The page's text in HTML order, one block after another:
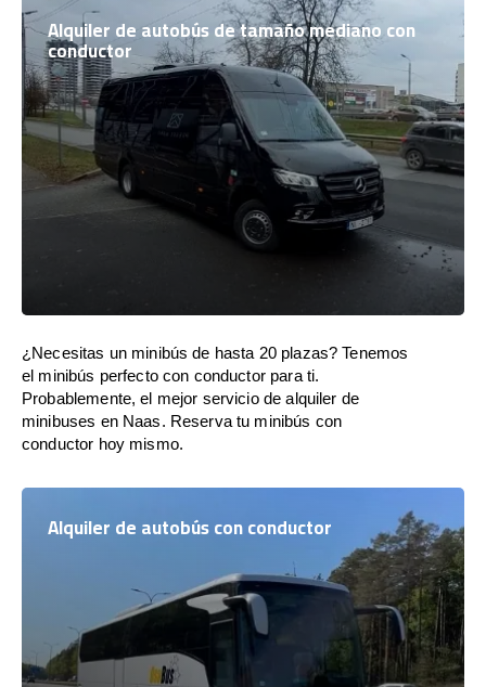
Alquiler de autobús de tamaño mediano con
conductor
¿Necesitas un minibús de hasta 20 plazas? Tenemos
el minibús perfecto con conductor para ti.
Probablemente, el mejor servicio de alquiler de
minibuses en Naas. Reserva tu minibús con
conductor hoy mismo.
Alquiler de autobús con conductor